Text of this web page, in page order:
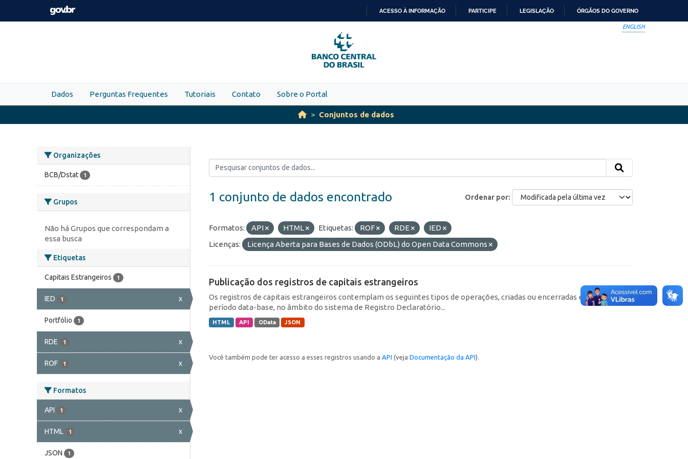
Skip to main content
PARA
O
CONTEÚDO
ACESSO À INFORMAÇÃO PARTICIPE LEGISLAÇÃO ÓRGÃOS DO GOVERNO
ENGLISH
Dados Perguntas Frequentes Tutoriais Contato Sobre o Portal
Conjuntos de dados
Organizações
BCB/Dstat 1
Grupos
Não há Grupos que correspondam a
essa busca
Etiquetas
Capitais Estrangeiros 1
IED 1 x
Portfólio 1
RDE 1 x
ROF 1 x
Formatos
API 1 x
HTML 1 x
JSON 1
Ordenar por
1 conjunto de dados encontrado
Formatos: API HTML Etiquetas: ROF RDE
IED
Licenças:
Licença Aberta para Bases de Dados (ODbL) do Open Data Commons
Publicação dos registros de capitais estrangeiros
Os registros de capitais estrangeiros contemplam os seguintes tipos de operações, criadas ou encerradas em cada
período data-base, no âmbito do sistema de Registro Declaratório...
HTML API OData JSON
Você também pode ter acesso a esses registros usando a API (veja Documentação da API).